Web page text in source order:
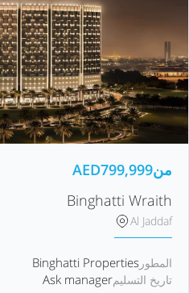
من AED799,999
Binghatti Wraith
Al Jaddaf
المطور Binghatti Properties
تاريخ التسليمAsk manager